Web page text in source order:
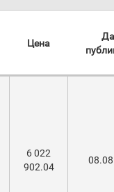
Цена
6 022
902.04